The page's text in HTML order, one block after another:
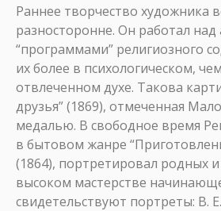
Раннее творчество художника
разносторонне. Он работал
“программами” религиозного
их более в психологическом,
отвлеченном духе. Такова
друзья” (1869), отмеченная
медалью. В свободное время
в бытовом жанре
(1864), портретировал родных
высоком мастерстве
свидетельствуют портреты: В.